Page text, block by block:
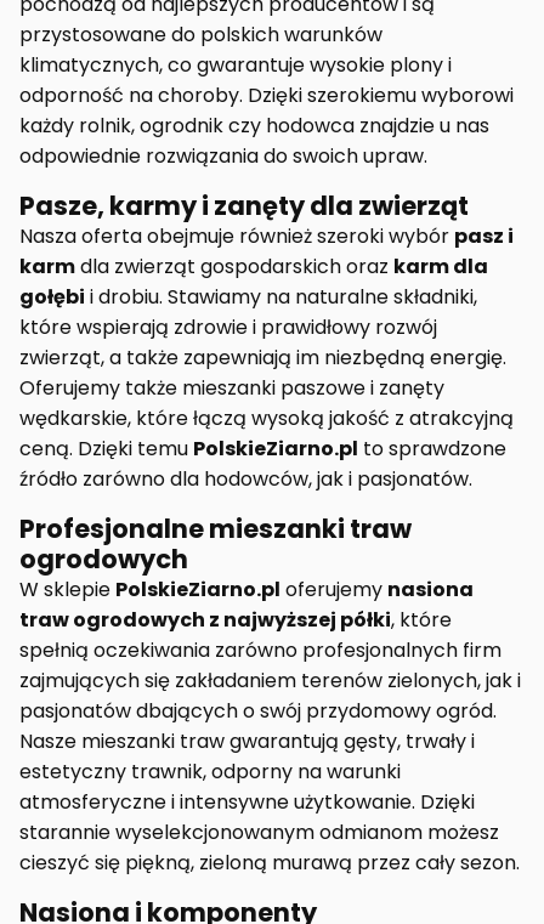
przystosowane do polskich warunków
klimatycznych, co gwarantuje wysokie plony i
odporność na choroby. Dzięki szerokiemu wyborowi
każdy rolnik, ogrodnik czy hodowca znajdzie u nas
odpowiednie rozwiązania do swoich upraw.
Pasze, karmy i zanęty dla zwierząt
Nasza oferta obejmuje również szeroki wybór pasz i
karmdla zwierząt gospodarskich oraz karm dla
gołębi i drobiu. Stawiamy na naturalne składniki,
które wspierają zdrowie i prawidłowy rozwój
zwierząt, a także zapewniają im niezbędną energię.
Oferujemy także mieszanki paszowe i zanęty
wędkarskie, które łączą wysoką jakość z atrakcyjną
ceną. Dzięki temu PolskieZiarno.pl to sprawdzone
źródło zarówno dla hodowców, jak i pasjonatów.
Profesjonalne mieszanki traw
ogrodowych
W sklepie PolskieZiarno.pl oferujemy nasiona
traw ogrodowych z najwyższej półki, które
spełnią oczekiwania zarówno profesjonalnych firm
zajmujących się zakładaniem terenów zielonych, jak i
pasjonatów dbających o swój przydomowy ogród.
Nasze mieszanki traw gwarantują gęsty, trwały i
estetyczny trawnik, odporny na warunki
atmosferyczne i intensywne użytkowanie. Dzięki
starannie wyselekcjonowanym odmianom możesz
cieszyć się piękną, zieloną murawą przez cały sezon.
Nasiona i komponenty